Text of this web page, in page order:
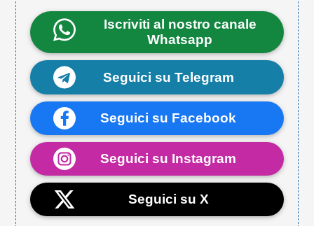
Iscriviti al nostro canale
Whatsapp
Seguici su Telegram
Seguici su Facebook
Seguici su Instagram
Seguici su X